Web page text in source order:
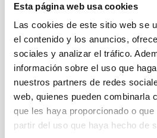
Esta página web usa cookies
Las cookies de este sitio web se
el contenido y los anuncios,
sociales y analizar el tráfico.
información sobre el uso que
nuestros partners de redes
web, quienes pueden combinarla
que les haya proporcionado o
partir del uso que haya hecho de
Agosto 2024(3)
Julio 2024(3)
Junio 2024(2)
Mayo 2024(3)
Abril 2024(2)
Marzo 2024
(1)
Febrero 2023
Octubre 2022 (1)
Septiembre 2022(1)
Agosto 2022 (1)